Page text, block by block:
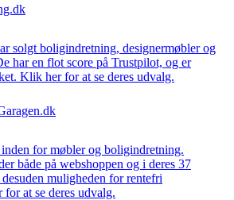
solgt boligindretning, designermøbler og
har en flot score på Trustpilot, og er
Klik her for at se deres udvalg.
for møbler og boligindretning.
både på webshoppen og i deres 37
muligheden for rentefri
at se deres udvalg.